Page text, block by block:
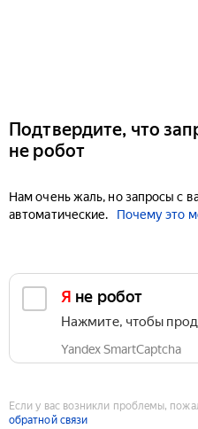
Подтвердите, что
не робот
Нам очень жаль, но запросы с
автоматические.
Почему это
Я не робот
Нажмите, чтобы
Yandex SmartCaptcha
Если у вас возникли проблемы,
обратной связи